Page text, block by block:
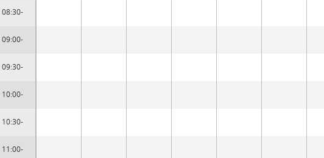
08:30-
09:00-
09:30-
10:00-
10:30-
11:00-